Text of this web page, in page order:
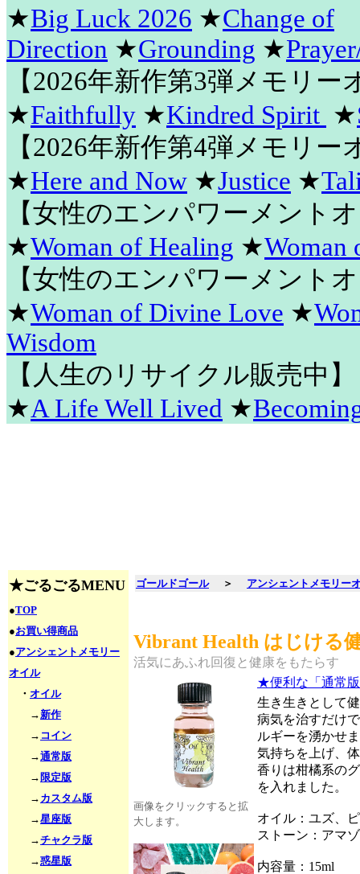
★Big Luck 2026 ★Change of
Direction ★Grounding ★
【2026年新作第3弾メモリー
★Faithfully ★Kindred Spirit ★
【2026年新作第4弾メモリー
★Here and Now ★Justice ★
【女性のエンパワーメント
★Woman of Healing ★Woman
【女性のエンパワーメント
★Woman of Divine Love ★
Wisdom
【人生のリサイクル販売中】
★A Life Well Lived ★
★ごるごるMENU
●TOP
●お買い得商品
●アンシェントメモリー
オイル
・ オイル
→新作
→ コイン
→通常版
→ 限定版
→ カスタム版
→星座版
→チャクラ版
→惑星版
ゴールドゴール ＞ アンシェントメモリー
Vibrant Health はじける
活気にあふれ回復と健康をもたらす
画像をクリックすると拡
大します。
★便利な「通常
生き生きとして
病気を治すだけ
ルギーを湧かせ
気持ちを上げ、
香りは柑橘系の
を入れました。
オイル：ユズ、
ストーン：アマ
内容量：15ml